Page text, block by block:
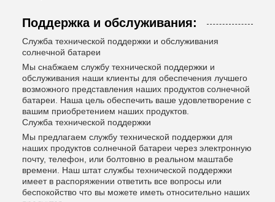
Поддержка и обслуживания:
Служба технической поддержки и обслуживания
солнечной батареи
Мы снабжаем службу технической поддержки и
обслуживания наши клиенты для обеспечения лучшего
возможного представления наших продуктов солнечной
батареи. Наша цель обеспечить ваше удовлетворение с
вашим приобретением наших продуктов.
Служба технической поддержки
Мы предлагаем службу технической поддержки для
наших продуктов солнечной батареи через электронную
почту, телефон, или болтовню в реальном маштабе
времени. Наш штат службы технической поддержки
имеет в распоряжении ответить все вопросы или
беспокойство что вы можете иметь относительно наших